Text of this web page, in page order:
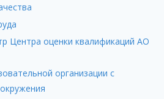
Центра оценки квалификаций АО
организации с